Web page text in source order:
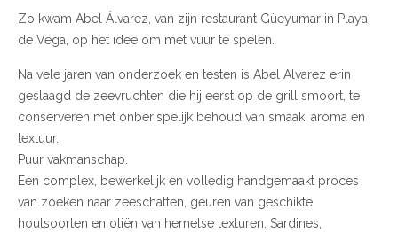
Zo kwam Abel Álvarez, van zijn restaurant Güeyumar in Playa
de Vega, op het idee om met vuur te spelen.
Na vele jaren van onderzoek en testen is Abel Alvarez erin
geslaagd de zeevruchten die hij eerst op de grill smoort, te
conserveren met onberispelijk behoud van smaak, aroma en
textuur.
Puur vakmanschap.
Een complex, bewerkelijk en volledig handgemaakt proces
van zoeken naar zeeschatten, geuren van geschikte
houtsoorten en oliën van hemelse texturen. Sardines,